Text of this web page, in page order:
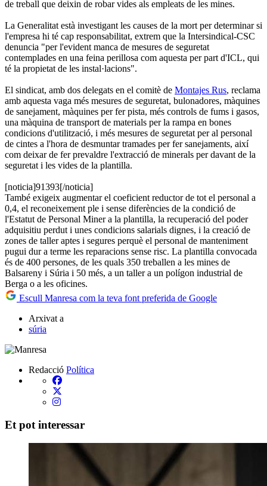
de treball que deixin de robar vides als empleats de les mines.
La Generalitat està investigant les causes de la mort per determinar si
l'empresa hi té cap responsabilitat, extrem que la Intersindical-CSC
denuncia "per l'evident manca de mesures de seguretat
contemplades en una feina perillosa com aquesta per part d'ICL, qui
té la propietat de les instal·lacions".
El sindicat, amb dos delegats en el comitè de Montajes Rus, reclama
amb aquesta vaga més mesures de seguretat, bulonadores, màquines
de sanejament, màquines per fer pista, més controls de fums i gasos,
una màquina de transport de materials per la rampa en bones
condicions d'utilització, i més mesures de seguretat per al personal
de cintes a l'hora de desmuntar tramades per fer sanejaments, així
com deixar de fer prevaldre l'extracció de minerals per davant de la
seguretat i les vides de la plantilla.
[noticia]91393[/noticia]
També exigeix augmentar el coeficient reductor de tot el personal a
0,4, el reconeixement ple i sense diferències de la condició de
l'Estatut de Personal Miner a la plantilla, la recuperació del poder
adquisitiu perdut i unes condicions salarials dignes, i la creació de
zones de taller aptes i segures perquè el personal de manteniment
pugui dur a terme les reparacions sense risc. La plantilla convocada
és de 400 persones, de les quals 350 treballen a les mines de
Balsareny i Súria i 50 més, a un taller a un polígon industrial de
Berga o a les oficines.
Escull Manresa com la teva font preferida de Google
Arxivat a
súria
Redacció Política
Et pot interessar